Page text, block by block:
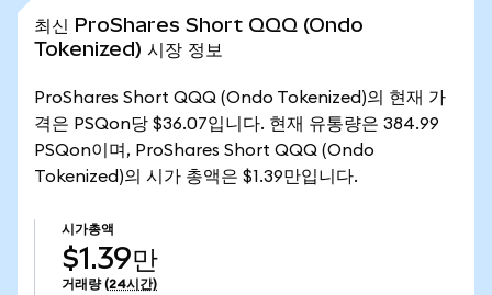
최신 ProShares Short QQQ (Ondo
Tokenized) 시장 정보
ProShares Short QQQ (Ondo Tokenized)의 현재 가
격은 PSQon당 $36.07입니다. 현재 유통량은 384.99
PSQon이며, ProShares Short QQQ (Ondo
Tokenized)의 시가 총액은 $1.39만입니다.
시가총액
$1.39만
거래량 (24시간)